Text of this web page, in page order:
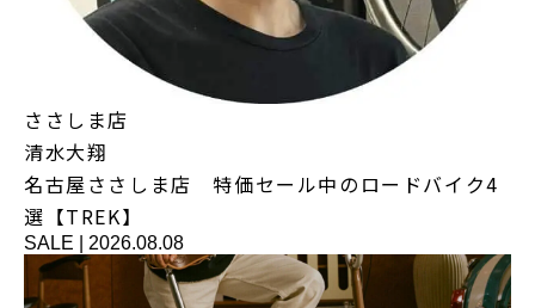
ささしま店
清水大翔
名古屋ささしま店 特価セール中のロードバイク4
選【TREK】
SALE 2026.08.08